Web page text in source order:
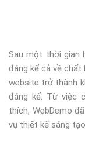
Sau một thời gian
đáng kể cả về chất
website trở thành
đáng kể. Từ việc
thích, WebDemo
vụ thiết kế sáng